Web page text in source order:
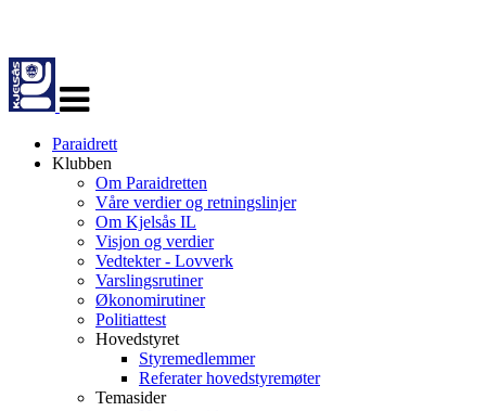
navigasjon
Paraidrett
Klubben
Om Paraidretten
Våre verdier og retningslinjer
Om Kjelsås IL
Visjon og verdier
Vedtekter - Lovverk
Varslingsrutiner
Økonomirutiner
Politiattest
Hovedstyret
Styremedlemmer
Referater hovedstyremøter
Temasider